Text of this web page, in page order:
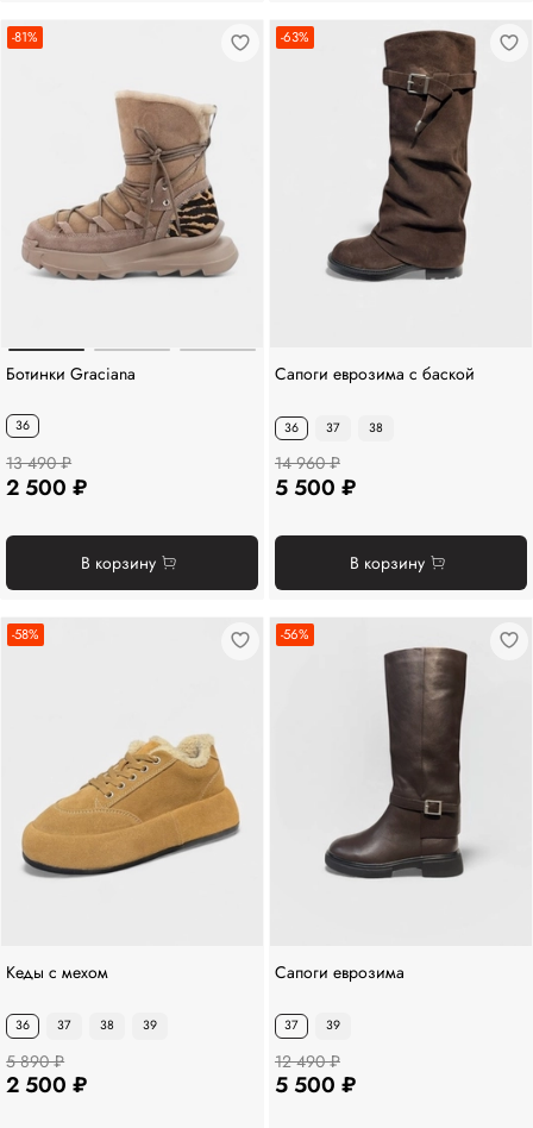
-81%
Ботинки Graciana
36
13 490 ₽
2 500 ₽
В корзину
-63%
Сапоги еврозима с баской
36 37 38
14 960 ₽
5 500 ₽
В корзину
-58%
Кеды с мехом
36 37 38 39
5 890 ₽
2 500 ₽
-56%
Сапоги еврозима
37 39
12 490 ₽
5 500 ₽